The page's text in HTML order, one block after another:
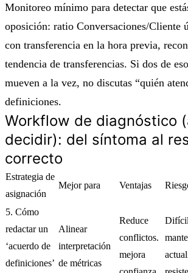
Monitoreo mínimo para detectar que
oposición: ratio Conversaciones/Cliente
con transferencia en la hora previa,
tendencia de transferencias. Si dos de
mueven a la vez, no discutas “quién
definiciones.
Workflow de diagnóstico
decidir): del síntoma al
correcto
Estrategia de
asignación
Mejor para Ventajas
5. Cómo
redactar un
‘acuerdo de
definiciones’
Alinear
interpretación
de métricas
Reduce
conflictos.
mejora